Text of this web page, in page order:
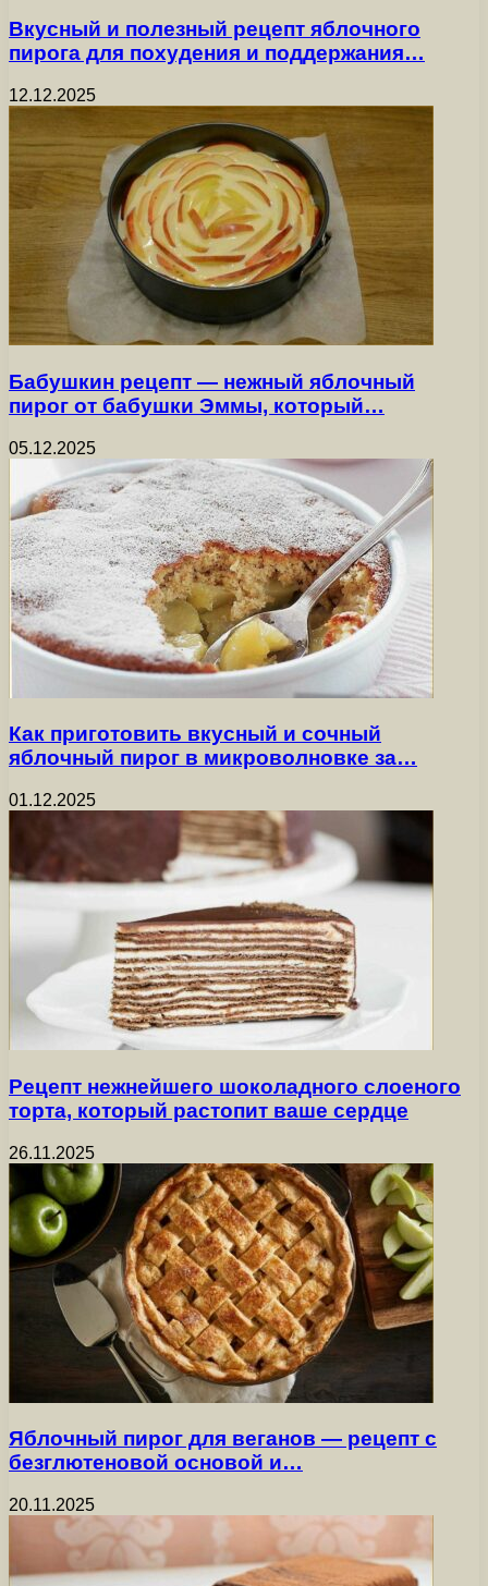
Вкусный и полезный рецепт яблочного
пирога для похудения и поддержания…
12.12.2025
Бабушкин рецепт — нежный яблочный
пирог от бабушки Эммы, который…
05.12.2025
Как приготовить вкусный и сочный
яблочный пирог в микроволновке за…
01.12.2025
Рецепт нежнейшего шоколадного слоеного
торта, который растопит ваше сердце
26.11.2025
Яблочный пирог для веганов — рецепт с
безглютеновой основой и…
20.11.2025